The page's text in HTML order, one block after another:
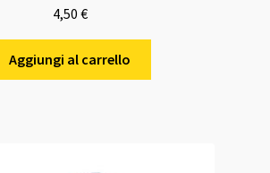
4,50 €
Aggiungi al carrello